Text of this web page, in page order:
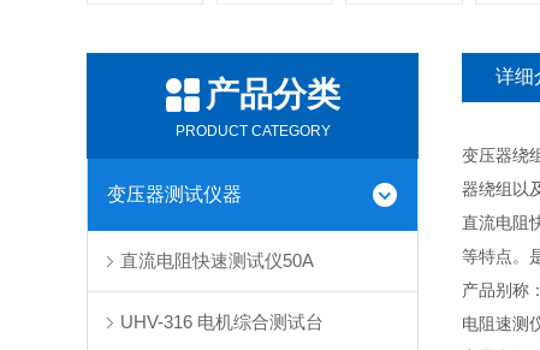
产品分类
PRODUCT CATEGORY
变压器测试仪器
直流电阻快速测试仪50A
UHV-316 电机综合测试台
详细
变压器绕
器绕组以
直流电阻
等特点。
产品别称
电阻速测